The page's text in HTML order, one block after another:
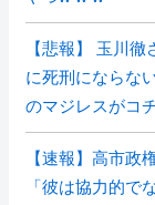
【悲報】 玉川
に死刑にならな
のマジレスが
【速報】高市政
「彼は協力的で